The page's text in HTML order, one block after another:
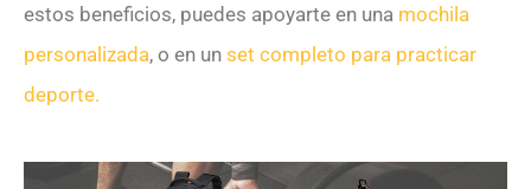
estos beneficios, puedes apoyarte en una mochila
personalizada, o en un set completo para practicar
deporte.